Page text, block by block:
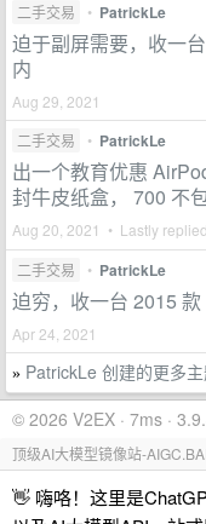
二手交易 • PatrickLe
迫于副屏需要，收一
内
Aug 29, 2021
二手交易
• PatrickLe
出一个教育优惠
封牛皮纸盒， 700 不
Aug 20, 2021 • Lastly
二手交易 • PatrickLe
迫穷，收一台 2015
Apr 24, 2021
» PatrickLe 创建的更多
© 2026 V2EX · 7ms ·
顶级AI大模型镜像站-
👋 嗨咯！这里是